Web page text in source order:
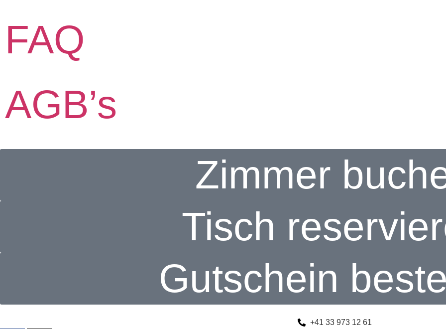
FAQ
AGB’s
Zimmer
Tisch
Gutschein
+41 33 973 12 61